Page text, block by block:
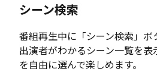
シーン検索
番組再生中に「シーン検索」
出演者がわかるシーン一覧を
を自由に選んで楽しめます。